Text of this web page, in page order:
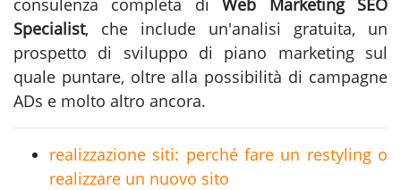
Specialist, che include un'analisi gratuita, un
prospetto di sviluppo di piano marketing sul
quale puntare, oltre alla possibilità di campagne
ADs e molto altro ancora.
realizzazione siti: perché fare un restyling o
realizzare un nuovo sito